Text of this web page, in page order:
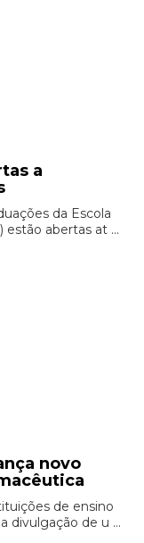
a
da Escola
estão abertas at ...
novo
de ensino
divulgação de u ...